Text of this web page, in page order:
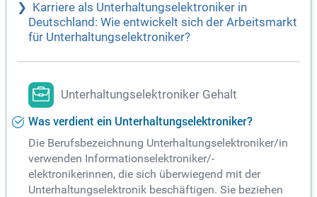
Karriere als Unterhaltungselektroniker in
Deutschland: Wie entwickelt sich der Arbeitsmarkt
für Unterhaltungselektroniker?
Unterhaltungselektroniker Gehalt
Was verdient ein Unterhaltungselektroniker?
Die Berufsbezeichnung Unterhaltungselektroniker/in
verwenden Informationselektroniker/-
elektronikerinnen, die sich überwiegend mit der
Unterhaltungselektronik beschäftigen. Sie beziehen